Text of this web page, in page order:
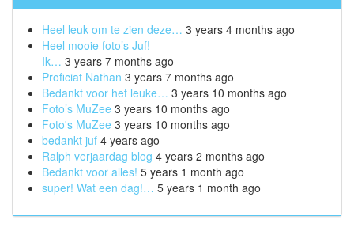
Heel leuk om te zien deze… 3 years 4 months ago
Heel mooie foto’s Juf!
Ik… 3 years 7 months ago
Proficiat Nathan 3 years 7 months ago
Bedankt voor het leuke… 3 years 10 months ago
Foto’s MuZee 3 years 10 months ago
Foto's MuZee 3 years 10 months ago
bedankt juf 4 years ago
Ralph verjaardag blog 4 years 2 months ago
Bedankt voor alles! 5 years 1 month ago
super! Wat een dag!… 5 years 1 month ago